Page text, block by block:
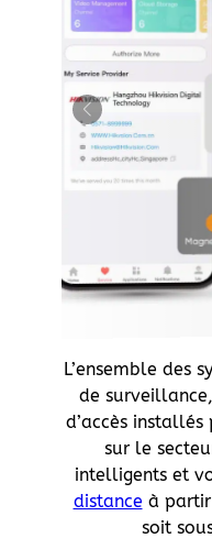
L’ensemble des
de
d’accès
sur le
intelligents et
distance à
soit